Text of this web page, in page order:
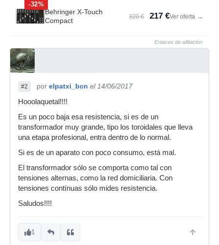
-32%
Behringer X-Touch
Compact
320 € 217 €Ver oferta →
Enlaces de afiliación
#2 por elpatxi_bcn el 14/06/2017
Hooolaquetal!!!!
Es un poco baja esa resistencia, si es de un
transformador muy grande, tipo los toroidales que lleva
una etapa profesional, entra dentro de lo normal.
Si es de un aparato con poco consumo, está mal.
El transformador sólo se comporta como tal con
tensiones alternas, como la red domiciliaria. Con
tensiones contínuas sólo mides resistencia.
Saludos!!!!
1